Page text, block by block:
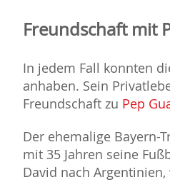
Freundschaft mit
In jedem Fall konnten
anhaben. Sein
Freundschaft zu Pep
Der ehemalige Bayern-
mit 35 Jahren seine
David nach